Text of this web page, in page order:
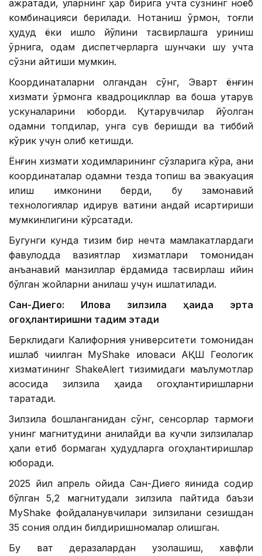
ажратади, уларнинг ҳар бирига учта сўзнинг ноёб
комбинацияси берилади. Нотаниш ўрмон, тоғли
ҳудуд ёки қишлоқ йўлини тасвирлашга уриниш
ўрнига, одам диспетчерларга шунчаки шу учта
сўзни айтиши мумкин.
Координаталарни олгандан сўнг, Эварт ёнғин
хизмати ўрмонга квадроцикллар ва бошқа қутқарув
ускуналарини юборди. Қутқарувчилар йўқолган
одамни топдилар, унга сув беришди ва тиббий
кўрик учун олиб кетишди.
Ёнғин хизмати ходимларининг сўзларига кўра, аниқ
координаталар одамни тезда топиш ва эвакуация
қилиш имконини берди, бу замонавий
технологиялар қидирув вақтини қандай қисқартириши
мумкинлигини кўрсатади.
Бугунги кунда тизим бир нечта мамлакатлардаги
фавқулодда вазиятлар хизматлари томонидан
анъанавий манзиллар ёрдамида тасвирлаш қийин
бўлган жойларни аниқлаш учун ишлатилади.
Сан-Диего: Илова зилзила ҳақида эрта
огоҳлантиришни тақдим этади
Берклидаги Калифорния университети томонидан
ишлаб чиқилган MyShake иловаси АҚШ Геологик
хизматининг ShakeAlert тизимидаги маълумотлар
асосида зилзила ҳақида огоҳлантиришларни
тарқатади.
Зилзила бошланганидан сўнг, сенсорлар тармоғи
унинг магнитудини аниқлайди ва кучли зилзилалар
ҳали етиб бормаган ҳудудларга огоҳлантиришлар
юборади.
2025 йил апрель ойида Сан-Диего яқинида содир
бўлган 5,2 магнитудали зилзила пайтида баъзи
MyShake фойдаланувчилари зилзилани сезишдан
35 сония олдин билдиришномалар олишган.
Бу вақт деразалардан узоқлашиш, хавфли